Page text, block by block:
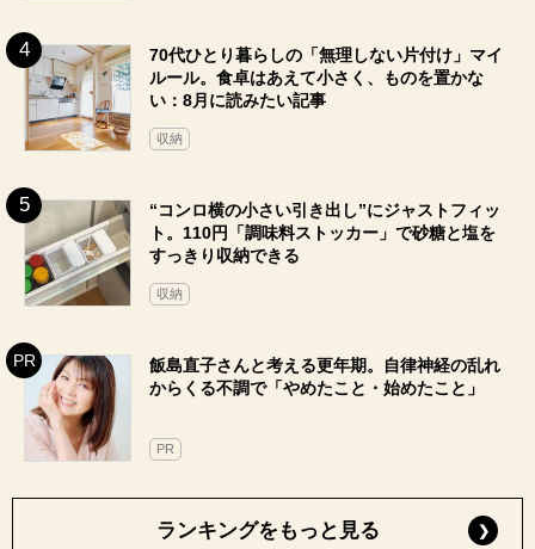
70代ひとり暮らしの「無理しない片付け」マイ
ルール。食卓はあえて小さく、ものを置かな
い：8月に読みたい記事
収納
“コンロ横の小さい引き出し”にジャストフィッ
ト。110円「調味料ストッカー」で砂糖と塩を
すっきり収納できる
収納
飯島直子さんと考える更年期。自律神経の乱れ
からくる不調で「やめたこと・始めたこと」
PR
ランキングをもっと見る